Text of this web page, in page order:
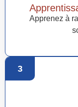
Apprenez à
3